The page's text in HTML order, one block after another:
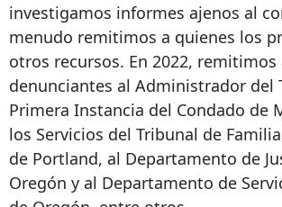
investigamos informes ajenos al
menudo remitimos a quienes los
otros recursos. En 2022, remitimos
denunciantes al Administrador del
Primera Instancia del Condado de
los Servicios del Tribunal de
de Portland, al Departamento de
Oregón y al Departamento de